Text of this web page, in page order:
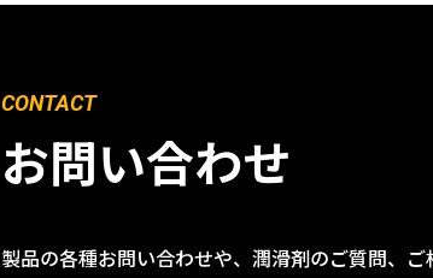
CONTACT
お問い合わせ
製品の各種お問い合わせや、潤滑剤のご質問、